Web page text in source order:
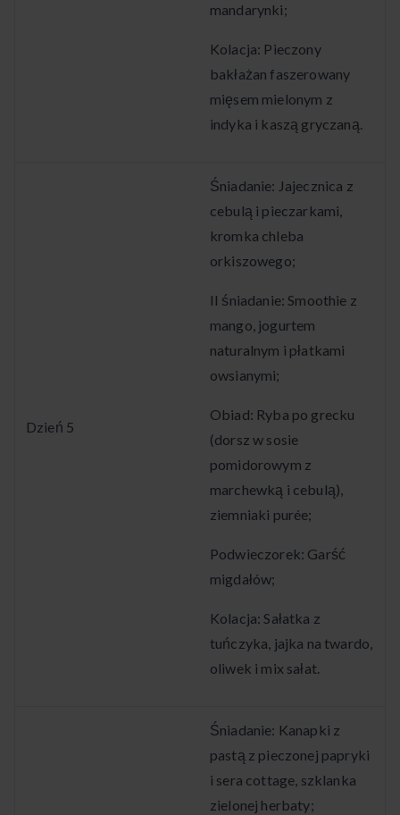
mandarynki;
Kolacja: Pieczony
bakłażan faszerowany
mięsem mielonym z
indyka i kaszą gryczaną.
Dzień 5
Śniadanie: Jajecznica z
cebulą i pieczarkami,
kromka chleba
orkiszowego;
II śniadanie: Smoothie z
mango, jogurtem
naturalnym i płatkami
owsianymi;
Obiad: Ryba po grecku
(dorsz w sosie
pomidorowym z
marchewką i cebulą),
ziemniaki purée;
Podwieczorek: Garść
migdałów;
Kolacja: Sałatka z
tuńczyka, jajka na twardo,
oliwek i mix sałat.
Śniadanie: Kanapki z
pastą z pieczonej papryki
i sera cottage, szklanka
zielonej herbaty;